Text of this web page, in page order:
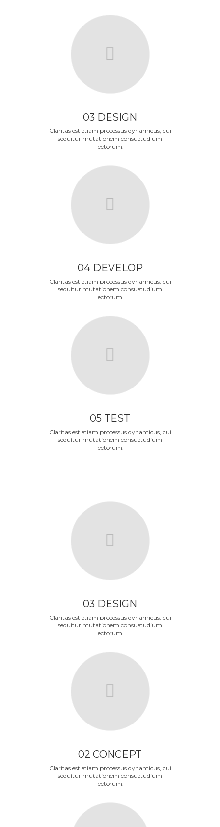
03 DESIGN
Claritas est etiam processus dynamicus, qui
sequitur mutationem consuetudium
lectorum.
04 DEVELOP
Claritas est etiam processus dynamicus, qui
sequitur mutationem consuetudium
lectorum.
05 TEST
Claritas est etiam processus dynamicus, qui
sequitur mutationem consuetudium
lectorum.
03 DESIGN
Claritas est etiam processus dynamicus, qui
sequitur mutationem consuetudium
lectorum.
02 CONCEPT
Claritas est etiam processus dynamicus, qui
sequitur mutationem consuetudium
lectorum.